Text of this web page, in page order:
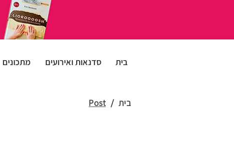
מתכונים סדנאות ואירועים בית
בית /
Post